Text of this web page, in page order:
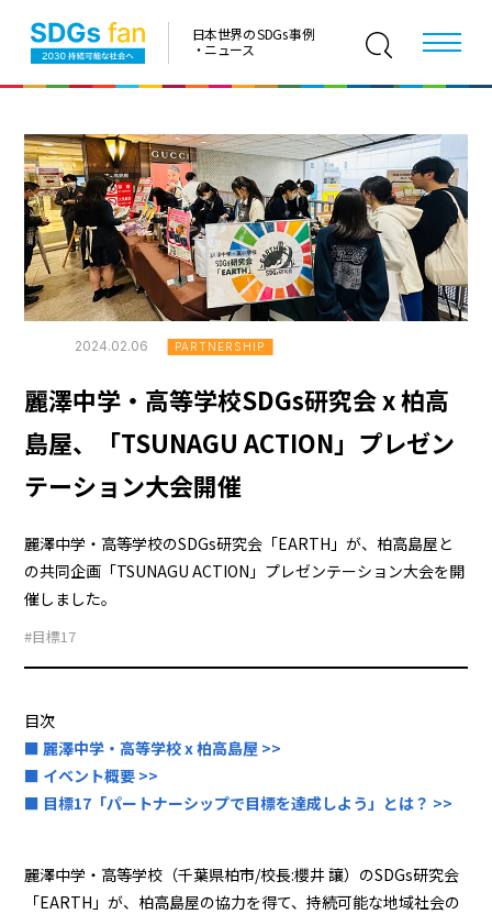
日本世界の SDGs 事例
・ニュース
2024.02.06 PARTNERSHIP
麗澤中学・高等学校SDGs研究会 x 柏高
島屋、「TSUNAGU ACTION」プレゼン
テーション大会開催
麗澤中学・高等学校のSDGs研究会「EARTH」が、柏高島屋と
の共同企画「TSUNAGU ACTION」プレゼンテーション大会を開
催しました。
#目標17
目次
■ 麗澤中学・高等学校 x 柏高島屋 >>
■ イベント概要 >>
■ 目標17「パートナーシップで目標を達成しよう」とは？ >>
麗澤中学・高等学校（千葉県柏市/校長:櫻井 讓）のSDGs研究会
「EARTH」が、柏高島屋の協力を得て、持続可能な地域社会の